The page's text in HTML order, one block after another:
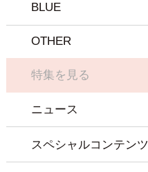
BLUE
OTHER
特集を見る
ニュース
スペシャルコンテンツ